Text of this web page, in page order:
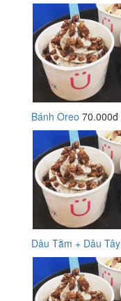
Bánh Oreo 70.000đ
Dâu Tằm + Dâu Tây